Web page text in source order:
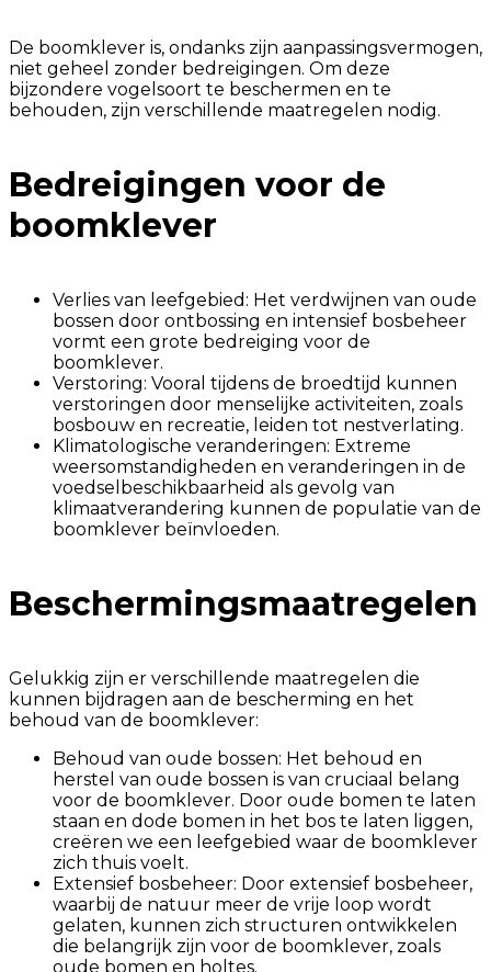
De boomklever is, ondanks zijn aanpassingsvermogen,
niet geheel zonder bedreigingen. Om deze
bijzondere vogelsoort te beschermen en te
behouden, zijn verschillende maatregelen nodig.
Bedreigingen voor de
boomklever
Verlies van leefgebied: Het verdwijnen van oude
bossen door ontbossing en intensief bosbeheer
vormt een grote bedreiging voor de
boomklever.
Verstoring: Vooral tijdens de broedtijd kunnen
verstoringen door menselijke activiteiten, zoals
bosbouw en recreatie, leiden tot nestverlating.
Klimatologische veranderingen: Extreme
weersomstandigheden en veranderingen in de
voedselbeschikbaarheid als gevolg van
klimaatverandering kunnen de populatie van de
boomklever beïnvloeden.
Beschermingsmaatregelen
Gelukkig zijn er verschillende maatregelen die
kunnen bijdragen aan de bescherming en het
behoud van de boomklever:
Behoud van oude bossen: Het behoud en
herstel van oude bossen is van cruciaal belang
voor de boomklever. Door oude bomen te laten
staan en dode bomen in het bos te laten liggen,
creëren we een leefgebied waar de boomklever
zich thuis voelt.
Extensief bosbeheer: Door extensief bosbeheer,
waarbij de natuur meer de vrije loop wordt
gelaten, kunnen zich structuren ontwikkelen
die belangrijk zijn voor de boomklever, zoals
oude bomen en holtes.